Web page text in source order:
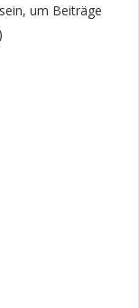
um Beiträge